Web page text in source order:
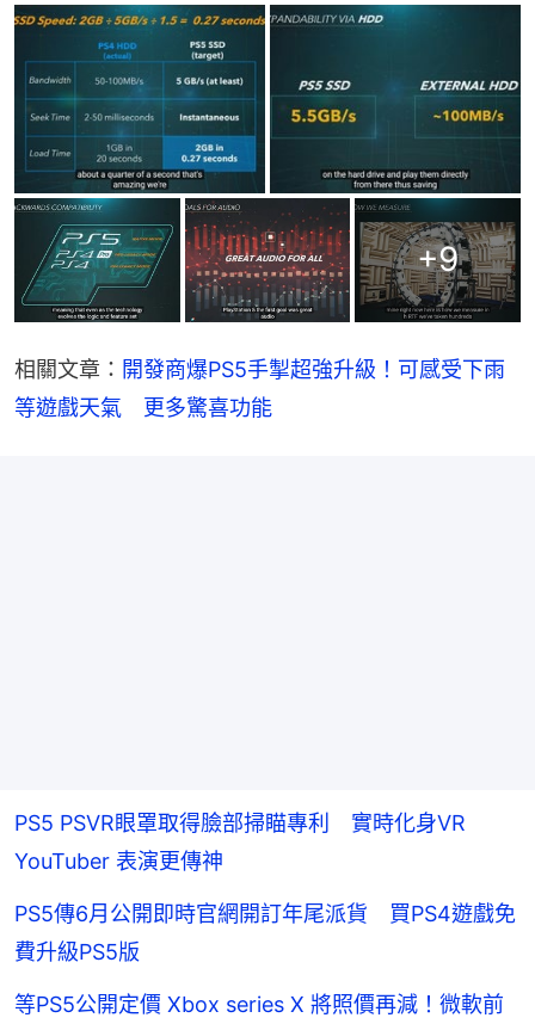
+9
相關文章： 開發商爆PS5手掣超強升級！可感受下雨
等遊戲天氣　更多驚喜功能
PS5 PSVR眼罩取得臉部掃瞄專利 實時化身VR
YouTuber 表演更傳神
PS5傳6月公開即時官網開訂年尾派貨 買PS4遊戲免
費升級PS5版
等PS5公開定價 Xbox series X 將照價再減！微軟前